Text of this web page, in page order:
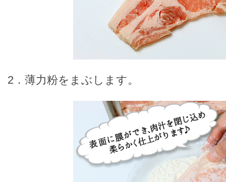
2．薄力粉をまぶします。